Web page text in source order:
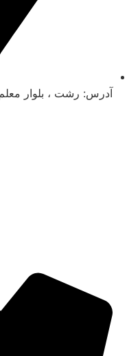
آدرس: رشت ، بلوار